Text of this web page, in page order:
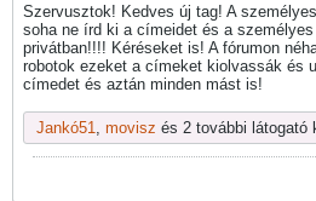
Szervusztok! Kedves új tag! A
soha ne írd ki a címeidet és a
privátban!!!! Kéréseket is! A fórumon
robotok ezeket a címeket kiolvassák és
címedet és aztán minden mást is!
Jankó51 movisz és 2 további látogató